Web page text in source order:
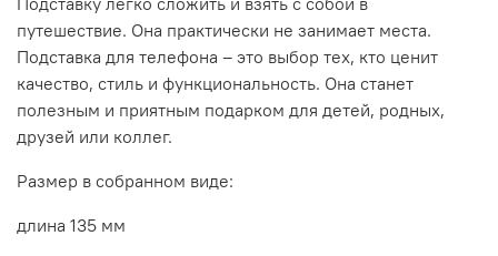
путешествие. Она практически не занимает места.
Подставка для телефона – это выбор тех, кто ценит
качество, стиль и функциональность. Она станет
полезным и приятным подарком для детей, родных,
друзей или коллег.
Размер в собранном виде:
длина 135 мм